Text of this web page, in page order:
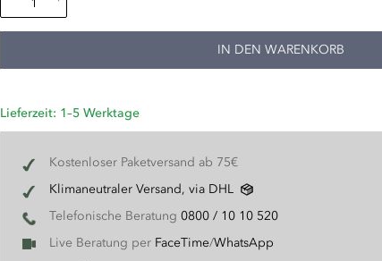
IN DEN WARENKORB
Lieferzeit: 1–5 Werktage
Kostenloser Paketversand ab 75€
Klimaneutraler Versand, via DHL
Telefonische Beratung 0800 / 10 10 520
Live Beratung per FaceTime/WhatsApp